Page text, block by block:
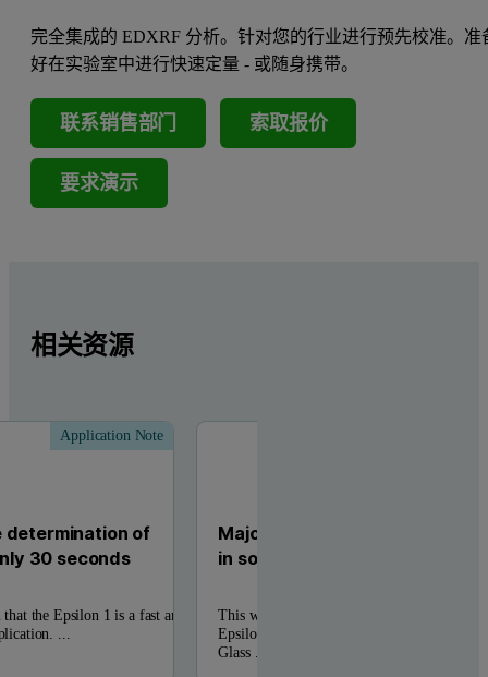
完全集成的 EDXRF 分析。针对您的行业进行预先校准。准
好在实验室中进行快速定量 - 或随身携带。
联系销售部门 索取报价
要求演示
相关资源
Application Note
determination of
30 seconds
the Epsilon 1 is a fast and
...
Major, minor and trace
in soda glass
This work demonstrates the analytical
Epsilon 1 to measure a range of
Glass ...